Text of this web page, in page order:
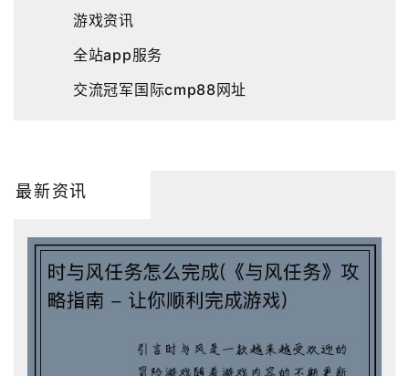
游戏资讯
全站app服务
交流冠军国际cmp88网址
最新资讯